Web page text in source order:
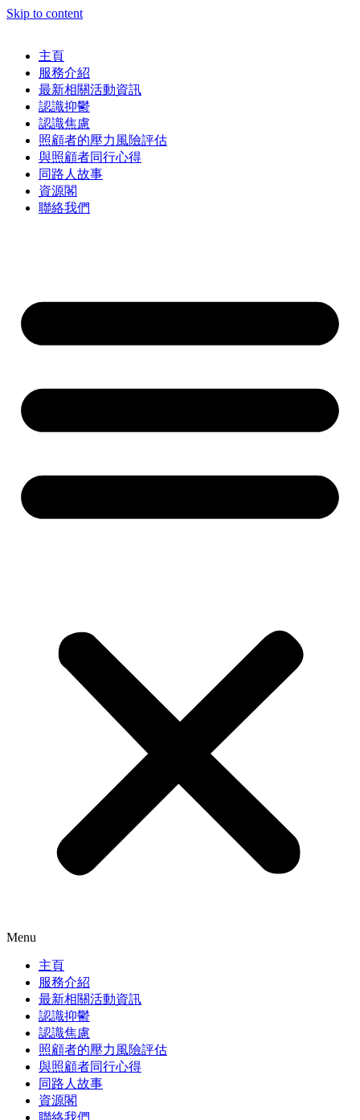
Skip to content
主頁
服務介紹
最新相關活動資訊
認識抑鬱
認識焦慮
照顧者的壓力風險評估
與照顧者同行心得
同路人故事
資源閣
聯絡我們
Menu
主頁
服務介紹
最新相關活動資訊
認識抑鬱
認識焦慮
照顧者的壓力風險評估
與照顧者同行心得
同路人故事
資源閣
聯絡我們